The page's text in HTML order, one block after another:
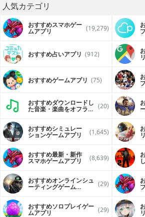
#A ton of items to collect
From Normal to Super rare items!
find them. Collect various items to
your swords. Items also can be
opening Chests in Shop.
#Break the limits of hero growth
weapons
Each blade has its own powerful:
out/drain… monsters. For every
effects and skins are applied. So,
you pick? Invest wisely!
The more you upgrade your blades,
increase your strength in the
#Beautiful graphic and effect
the first time
Immerses yourself in the cute
graphics.
Delivers the best in smartphone
Sword Man: Monster Hunter in a
No internet connection required
Well-designed with virtual buttons to
easily
Stunning costumes: Mercenary, Time
人気カテゴリ
おすすめスマホゲー
ムアプリ (19,279)
おすすめ占いアプリ (912) リ
おすすめゲームアプリ (75)
おすすめダウンロードし
た音楽・楽曲をオフライ (20)
おすすめシミュレー
ションゲームアプリ (1,645) リ
おすすめ最新・新作
スマホゲームアプリ (8,639)
おすすめオンラインシュ
ーティングゲーム (29)
おすすめソロプレイゲー
ムアプリ (29) リ